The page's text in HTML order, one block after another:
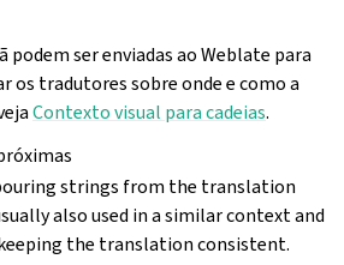
podem ser enviadas ao Weblate para
os tradutores sobre onde e como a
Contexto visual para cadeias.
strings from the translation
also used in a similar context and
the translation consistent.